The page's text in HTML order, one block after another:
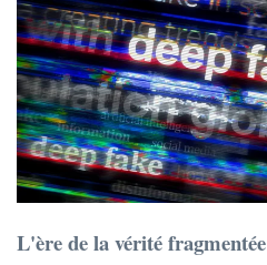
L'ère de la vérité fragmentée